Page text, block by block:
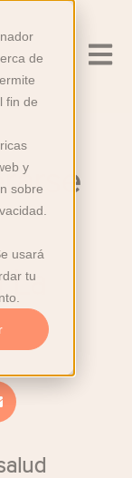
de
fin de
y
sobre
usará
tu
Abrir